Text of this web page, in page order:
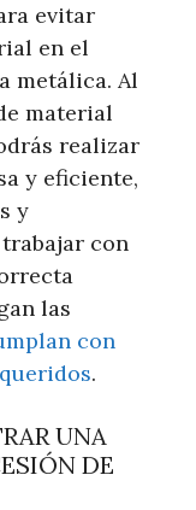
evitar
en el
metálica. Al
material
realizar
y eficiente,
y
con
las
con
.
UNA
DE